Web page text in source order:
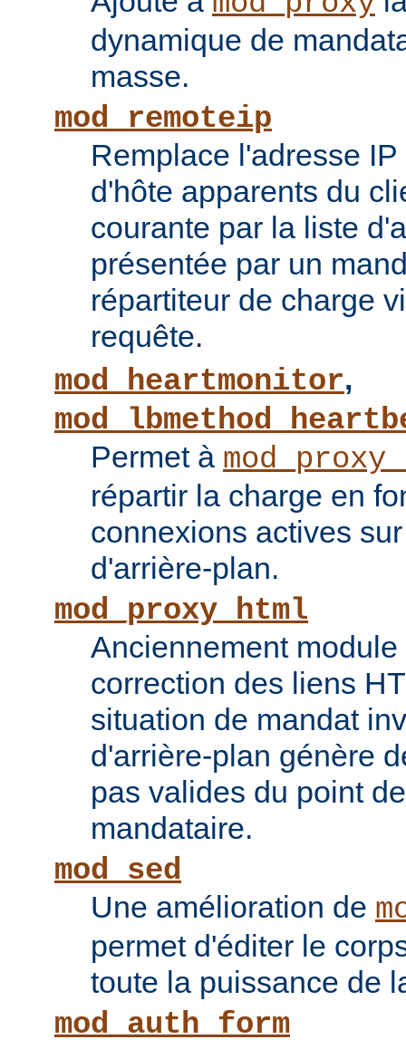
dynamique de
masse.
mod_remoteip
Remplace l'adresse
d'hôte apparents du
courante par la liste
présentée par un
répartiteur de charge
requête.
mod_heartmonitor,
Permet à
répartir la charge en
connexions actives
d'arrière-plan.
mod_proxy_html
Anciennement
correction des liens
situation de mandat
d'arrière-plan génère
pas valides du point
mandataire.
mod_sed
Une amélioration de
permet d'éditer le
toute la puissance de
mod_auth_form